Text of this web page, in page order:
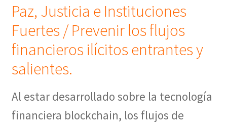
Paz, Justicia e Instituciones
Fuertes / Prevenir los flujos
financieros ilícitos entrantes y
salientes.
Al estar desarrollado sobre la tecnología
financiera blockchain, los flujos de